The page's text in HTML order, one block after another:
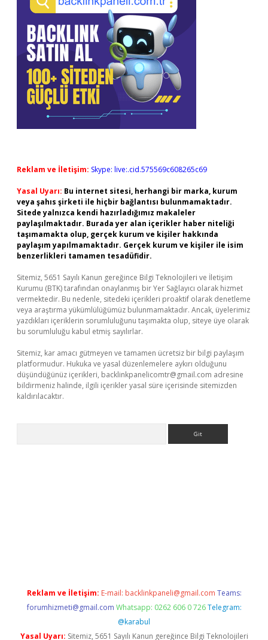
Reklam ve İletişim: Skype: live:.cid.575569c608265c69
Yasal Uyarı: Bu internet sitesi, herhangi bir marka, kurum
veya şahıs şirketi ile hiçbir bağlantısı bulunmamaktadır.
Sitede yalnızca kendi hazırladığımız makaleler
paylaşılmaktadır. Burada yer alan içerikler haber niteliği
taşımamakta olup, gerçek kurum ve kişiler hakkında
paylaşım yapılmamaktadır. Gerçek kurum ve kişiler ile isim
benzerlikleri tamamen tesadüfidir.
Sitemiz, 5651 Sayılı Kanun gereğince Bilgi Teknolojileri ve İletişim
Kurumu (BTK) tarafından onaylanmış bir Yer Sağlayıcı olarak hizmet
vermektedir. Bu nedenle, sitedeki içerikleri proaktif olarak denetleme
veya araştırma yükümlülüğümüz bulunmamaktadır. Ancak, üyelerimiz
yazdıkları içeriklerin sorumluluğunu taşımakta olup, siteye üye olarak
bu sorumluluğu kabul etmiş sayılırlar.
Sitemiz, kar amacı gütmeyen ve tamamen ücretsiz bir bilgi paylaşım
platformudur. Hukuka ve yasal düzenlemelere aykırı olduğunu
düşündüğünüz içerikleri, backlinkpanelicomtr@gmail.com adresine
bildirmeniz halinde, ilgili içerikler yasal süre içerisinde sitemizden
kaldırılacaktır.
Reklam ve İletişim: E-mail: backlinkpaneli@gmail.com Teams:
forumhizmeti@gmail.com Whatsapp: 0262 606 0 726 Telegram:
@karabul
Yasal Uyarı: Sitemiz, 5651 Sayılı Kanun gereğince Bilgi Teknolojileri